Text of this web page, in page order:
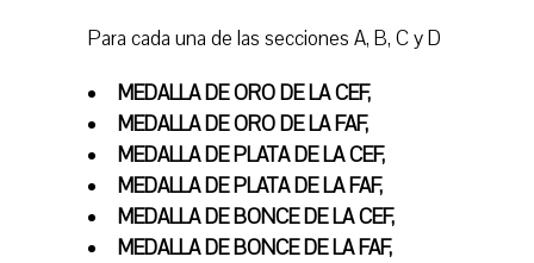
Para cada una de las secciones A, B, C y D
MEDALLA DE ORO DE LA CEF,
MEDALLA DE ORO DE LA FAF,
MEDALLA DE PLATA DE LA CEF,
MEDALLA DE PLATA DE LA FAF,
MEDALLA DE BONCE DE LA CEF,
MEDALLA DE BONCE DE LA FAF,